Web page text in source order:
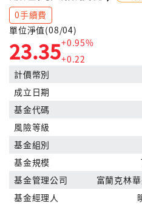
0手續費
單位淨值(08/04)
23.35+0.95%
+0.22
計價幣別
成立日期
基金代碼
風險等級
基金組別
基金規模
基金管理公司
富蘭克林
基金經理人